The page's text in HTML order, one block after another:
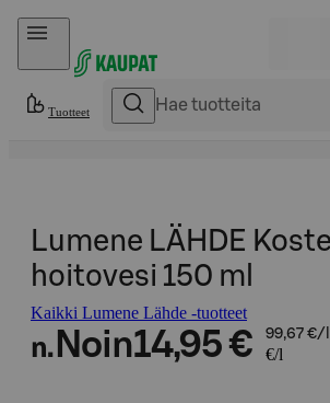
Hyppää sisältöön
Tuotteet
Lumene LÄHDE
hoitovesi 150 ml
Kaikki Lumene Lähde -tuotteet
n. Noin14,95 € 99,67 €/l
€/l